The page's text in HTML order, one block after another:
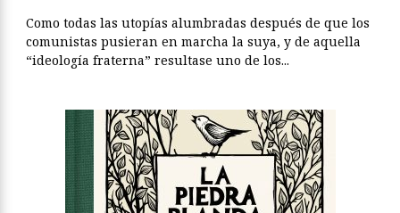
Como todas las utopías alumbradas después de que los
comunistas pusieran en marcha la suya, y de aquella
“ideología fraterna” resultase uno de los...